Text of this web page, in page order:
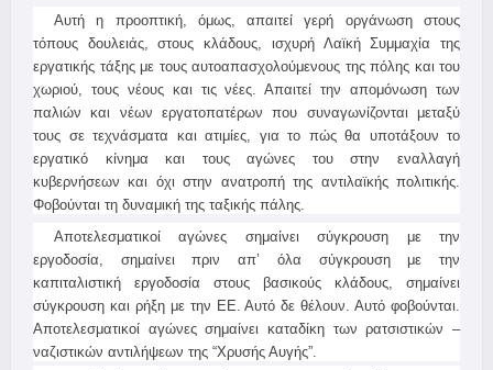
Αυτή η προοπτική, όμως, απαιτεί γερή οργάνωση στους
τόπους δουλειάς, στους κλάδους, ισχυρή Λαϊκή Συμμαχία της
εργατικής τάξης με τους αυτοαπασχολούμενους της πόλης και του
χωριού, τους νέους και τις νέες. Απαιτεί την απομόνωση των
παλιών και νέων εργατοπατέρων που συναγωνίζονται μεταξύ
τους σε τεχνάσματα και ατιμίες, για το πώς θα υποτάξουν το
εργατικό κίνημα και τους αγώνες του στην εναλλαγή
κυβερνήσεων και όχι στην ανατροπή της αντιλαϊκής πολιτικής.
Φοβούνται τη δυναμική της ταξικής πάλης.
Αποτελεσματικοί αγώνες σημαίνει σύγκρουση με την
εργοδοσία, σημαίνει πριν απ’ όλα σύγκρουση με την
καπιταλιστική εργοδοσία στους βασικούς κλάδους, σημαίνει
σύγκρουση και ρήξη με την ΕΕ. Αυτό δε θέλουν. Αυτό φοβούνται.
Αποτελεσματικοί αγώνες σημαίνει καταδίκη των ρατσιστικών –
ναζιστικών αντιλήψεων της “Χρυσής Αυγής”.